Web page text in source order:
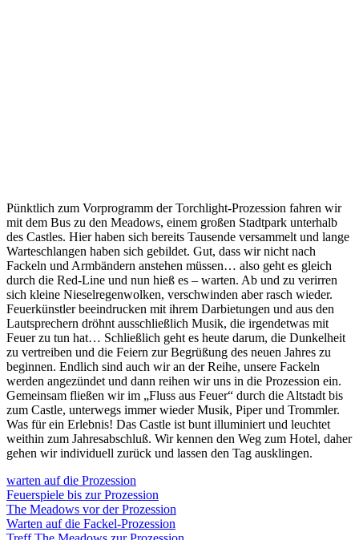
Pünktlich zum Vorprogramm der Torchlight-Prozession fahren wir
mit dem Bus zu den Meadows, einem großen Stadtpark unterhalb
des Castles. Hier haben sich bereits Tausende versammelt und lange
Warteschlangen haben sich gebildet. Gut, dass wir nicht nach
Fackeln und Armbändern anstehen müssen… also geht es gleich
durch die Red-Line und nun hieß es – warten. Ab und zu verirren
sich kleine Nieselregenwolken, verschwinden aber rasch wieder.
Feuerkünstler beeindrucken mit ihrem Darbietungen und aus den
Lautsprechern dröhnt ausschließlich Musik, die irgendetwas mit
Feuer zu tun hat… Schließlich geht es heute darum, die Dunkelheit
zu vertreiben und die Feiern zur Begrüßung des neuen Jahres zu
beginnen. Endlich sind auch wir an der Reihe, unsere Fackeln
werden angezündet und dann reihen wir uns in die Prozession ein.
Gemeinsam fließen wir im „Fluss aus Feuer“ durch die Altstadt bis
zum Castle, unterwegs immer wieder Musik, Piper und Trommler.
Was für ein Erlebnis! Das Castle ist bunt illuminiert und leuchtet
weithin zum Jahresabschluß. Wir kennen den Weg zum Hotel, daher
gehen wir individuell zurück und lassen den Tag ausklingen.
warten auf die Prozession
Feuerspiele bis zur Prozession
The Meadows vor der Prozession
Warten auf die Fackel-Prozession